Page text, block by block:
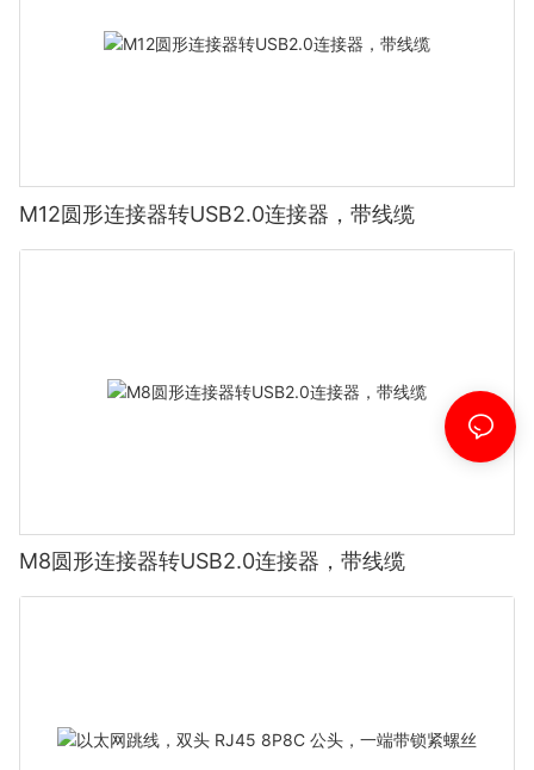
M12圆形连接器转USB2.0连接器，带线缆
M8圆形连接器转USB2.0连接器，带线缆